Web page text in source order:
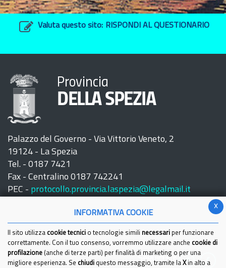
Valuta questo sito: RISPONDI AL QUESTIONARIO
Provincia
DELLA SPEZIA
Palazzo del Governo - Via Vittorio Veneto, 2
19124 - La Spezia
Tel. - 0187 7421
Fax - Centralino 0187 742241
PEC - protocollo.provincia.laspezia@legalmail.it
Seguici su:
x
INFORMATIVA COOKIE
Il sito utilizza cookie tecnici o tecnologie simili necessari per funzionare
correttamente. Con il tuo consenso, vorremmo utilizzare anche cookie di
profilazione (anche di terze parti) per finalità di marketing o per una
migliore esperienza. Se chiudi questo messaggio, tramite la Xin alto a